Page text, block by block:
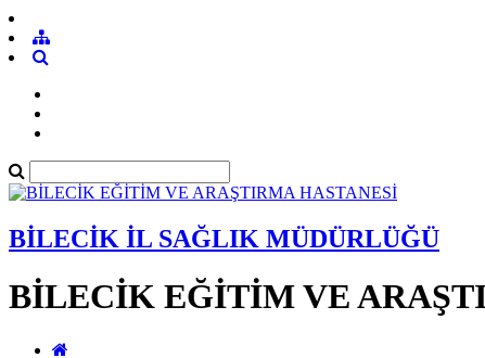
BİLECİK İL SAĞLIK MÜDÜRLÜĞÜ
BİLECİK EĞİTİM VE